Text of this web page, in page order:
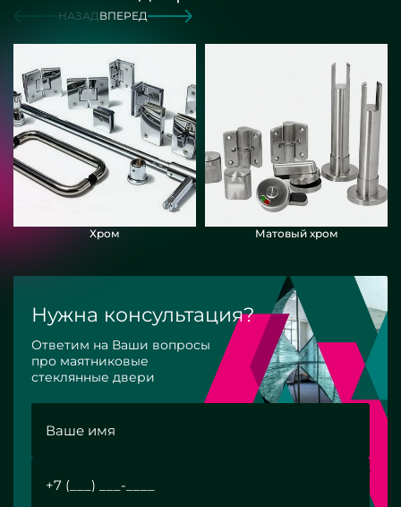
НАЗАДВПЕРЕД
Хром Матовый хром
Нужна консультация?
Ответим на Ваши вопросы
про маятниковые
стеклянные двери